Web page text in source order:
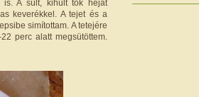
is. A sült, kihűlt tök héját
keverékkel. A tejet és a
simítottam. A tetejére
perc alatt megsütöttem.